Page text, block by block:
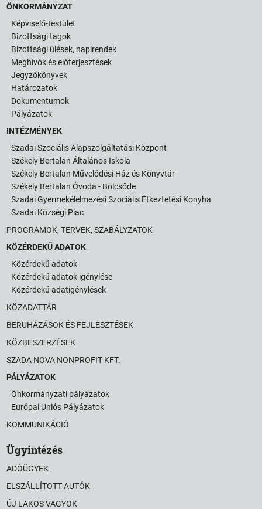
ÖNKORMÁNYZAT
Képviselő-testület
Bizottsági tagok
Bizottsági ülések, napirendek
Meghívók és előterjesztések
Jegyzőkönyvek
Határozatok
Dokumentumok
Pályázatok
INTÉZMÉNYEK
Szadai Szociális Alapszolgáltatási Központ
Székely Bertalan Általános Iskola
Székely Bertalan Művelődési Ház és Könyvtár
Székely Bertalan Óvoda - Bölcsőde
Szadai Gyermekélelmezési Szociális Étkeztetési Konyha
Szadai Községi Piac
PROGRAMOK, TERVEK, SZABÁLYZATOK
KÖZÉRDEKŰ ADATOK
Közérdekű adatok
Közérdekű adatok igénylése
Közérdekű adatigénylések
KÖZADATTÁR
BERUHÁZÁSOK ÉS FEJLESZTÉSEK
KÖZBESZERZÉSEK
SZADA NOVA NONPROFIT KFT.
PÁLYÁZATOK
Önkormányzati pályázatok
Európai Uniós Pályázatok
KOMMUNIKÁCIÓ
Ügyintézés
ADÓÜGYEK
ELSZÁLLÍTOTT AUTÓK
ÚJ LAKOS VAGYOK